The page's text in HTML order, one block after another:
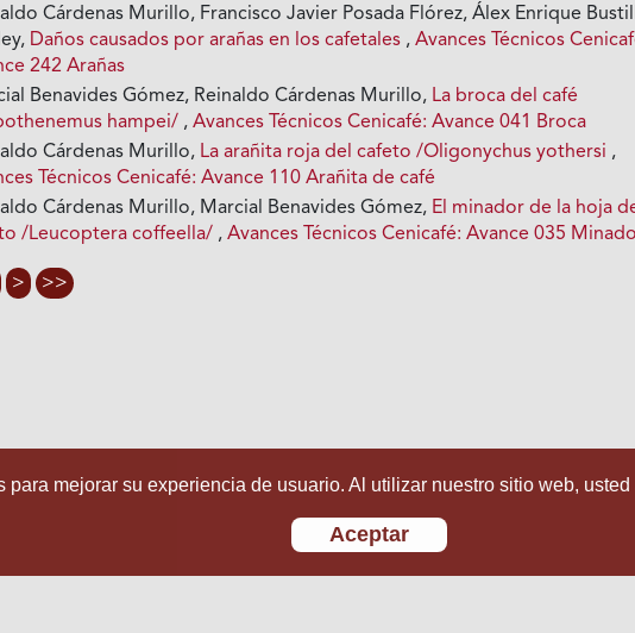
Cárdenas Murillo, Francisco Javier Posada Flórez, Álex Enrique
Daños causados por arañas en los cafetales ,Avances Técnicos
242 Arañas
Benavides Gómez, Reinaldo Cárdenas Murillo, La broca del café
hampei/ ,Avances Técnicos Cenicafé: Avance 041 Broca
Cárdenas Murillo, La arañita roja del cafeto /Oligonychus yothersi ,
Técnicos Cenicafé: Avance 110 Arañita de café
Cárdenas Murillo, Marcial Benavides Gómez, El minador de la hoja
/Leucoptera coffeella/ ,Avances Técnicos Cenicafé: Avance 035
> >>
para mejorar su experiencia de usuario. Al utilizar nuestro sitio web,
Aceptar